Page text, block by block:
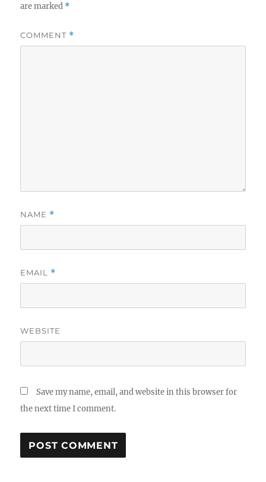
are marked *
COMMENT *
NAME *
EMAIL *
WEBSITE
Save my name, email, and website in this browser for
the next time I comment.